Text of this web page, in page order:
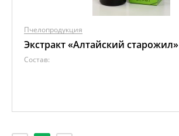
Пчелопродукция
Экстракт «Алтайский старожил»
Состав: